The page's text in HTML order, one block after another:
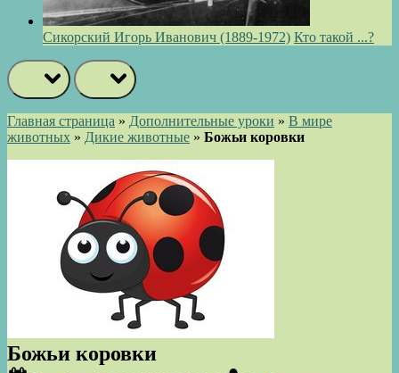
Сикорский Игорь Иванович (1889-1972) Кто такой ...?
Главная страница » Дополнительные уроки » В мире
животных » Дикие животные » Божьи коровки
Божьи коровки